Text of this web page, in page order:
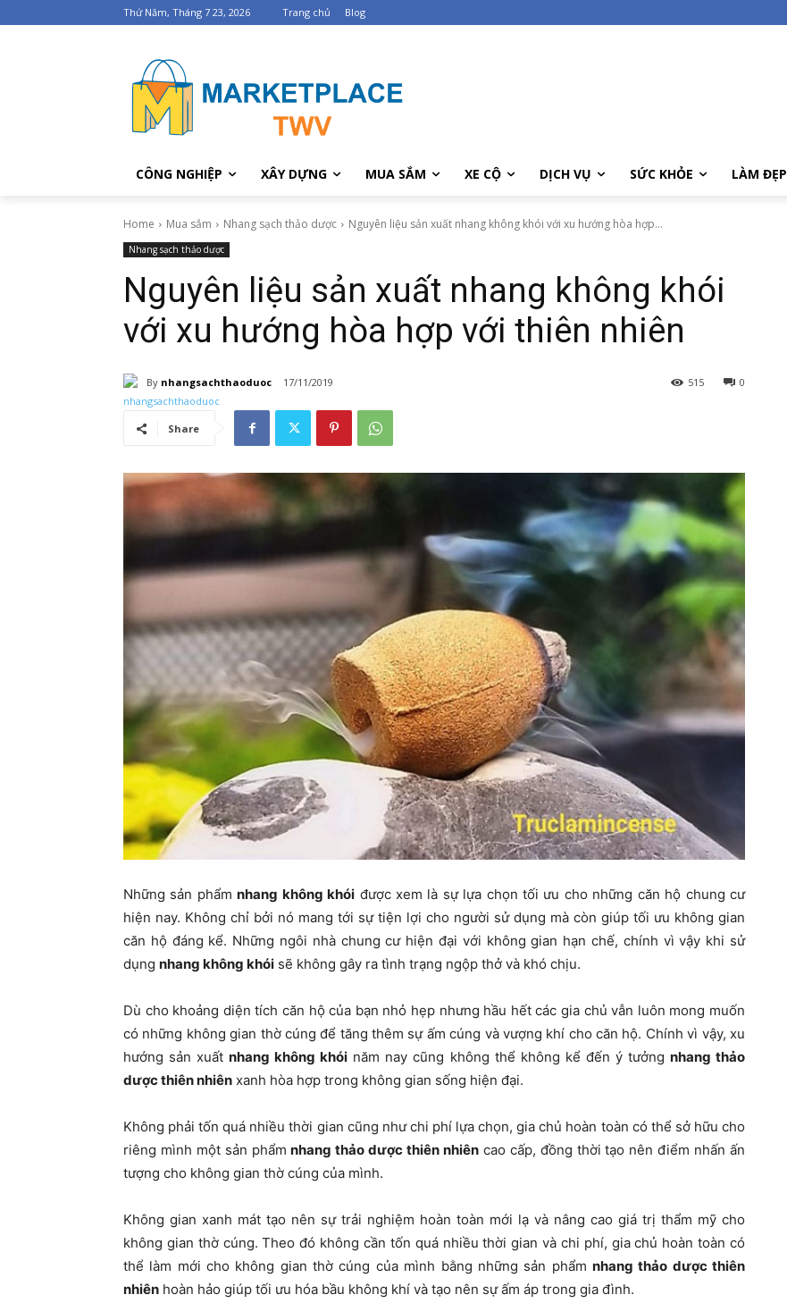
Thứ Năm, Tháng 7 23, 2026 Trang chủ Blog
CÔNG NGHIỆP XÂY DỰNG MUA SẮM XE CỘ DỊCH VỤ SỨC KHỎE LÀM ĐẸP
Home Mua sắm Nhang sạch thảo dược Nguyên liệu sản xuất nhang không khói với xu hướng hòa hợp...
Nhang sạch thảo dược
Nguyên liệu sản xuất nhang không khói
với xu hướng hòa hợp với thiên nhiên
By nhangsachthaoduoc 17/11/2019 0
515
Share
Những sản phẩmnhang không khói được xem là sự lựa chọn tối ưu cho những căn hộ chung cư
hiện nay. Không chỉ bởi nó mang tới sự tiện lợi cho người sử dụng mà còn giúp tối ưu không gian
căn hộ đáng kể. Những ngôi nhà chung cư hiện đại với không gian hạn chế, chính vì vậy khi sử
dụng nhang không khói sẽ không gây ra tình trạng ngộp thở và khó chịu.
Dù cho khoảng diện tích căn hộ của bạn nhỏ hẹp nhưng hầu hết các gia chủ vẫn luôn mong muốn
có những không gian thờ cúng để tăng thêm sự ấm cúng và vượng khí cho căn hộ. Chính vì vậy, xu
hướng sản xuấtnhang không khói năm nay cũng không thể không kể đến ý tưởng nhang thảo
dược thiên nhiên xanh hòa hợp trong không gian sống hiện đại.
Không phải tốn quá nhiều thời gian cũng như chi phí lựa chọn, gia chủ hoàn toàn có thể sở hữu cho
riêng mình một sản phẩmnhang thảo dược thiên nhiên cao cấp, đồng thời tạo nên điểm nhấn ấn
tượng cho không gian thờ cúng của mình.
Không gian xanh mát tạo nên sự trải nghiệm hoàn toàn mới lạ và nâng cao giá trị thẩm mỹ cho
không gian thờ cúng. Theo đó không cần tốn quá nhiều thời gian và chi phí, gia chủ hoàn toàn có
thể làm mới cho không gian thờ cúng của mình bằng những sản phẩm nhang thảo dược thiên
nhiên hoàn hảo giúp tối ưu hóa bầu không khí và tạo nên sự ấm áp trong gia đình.